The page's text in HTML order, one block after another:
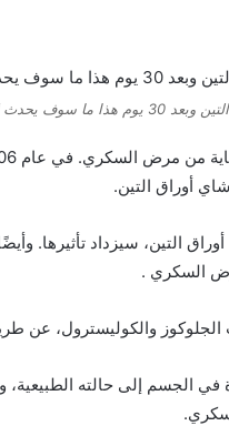
ما سوف يحدث لجسمك
أوراق التين.
التين، سيزداد تأثيرها.
السكري .
والكوليسترول، عن
الجسم إلى حالته الطبيعية،